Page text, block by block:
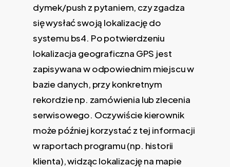
dymek/push z pytaniem, czy zgadza
się wysłać swoją lokalizację do
systemu bs4. Po potwierdzeniu
lokalizacja geograficzna GPS jest
zapisywana w odpowiednim miejscu w
bazie danych, przy konkretnym
rekordzie np. zamówienia lub zlecenia
serwisowego. Oczywiście kierownik
może później korzystać z tej informacji
w raportach programu (np. historii
klienta), widząc lokalizację na mapie